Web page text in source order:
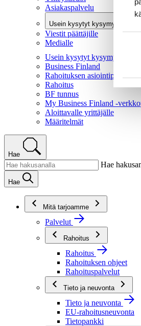
Asiakaspalvelu
Usein kysytyt kysymykset
Viestit päättäjille
Medialle
Usein kysytyt kysymykset
Business Finland
Rahoituksen asiointipalvelu
Rahoitus
BF tunnus
My Business Finland -
Aloittavalle yrittäjälle
Määritelmät
Hae
Hae
Hae
Mitä tarjoamme
Palvelut
Rahoitus
Rahoitus
Rahoituksen ohjeet
Rahoituspalvelut
Tieto ja neuvonta
Tieto ja neuvonta
EU-rahoitusneuvonta
Tietopankki